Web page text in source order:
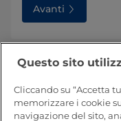
Avanti
1Il codice del
PBN-BSC-ChoC-
2Il codice di licenza
Questo sito
Cliccando su “Accetta
memorizzare i cookie
navigazione del sito,